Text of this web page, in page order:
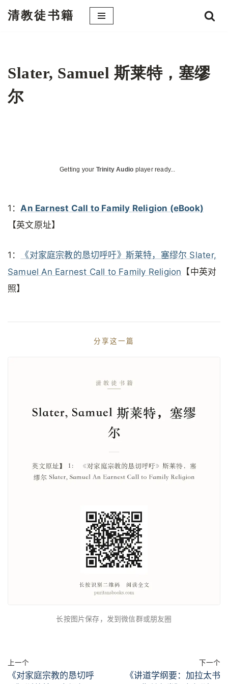
文
清教徒书籍
Slater, Samuel 斯莱特，塞缪
尔
Getting your Trinity Audio player ready...
1：An Earnest Call to Family Religion (eBook)
【英文原址】
1：
《对家庭宗教的恳切呼吁》斯莱特，塞缪尔 Slater,
Samuel An Earnest Call to Family Religion 【中英对
照】
分享这一篇
长按图片保存，发到微信群或朋友圈
上一个
《对家庭宗教的恳切呼
下一个
《讲道学纲要：加拉太书